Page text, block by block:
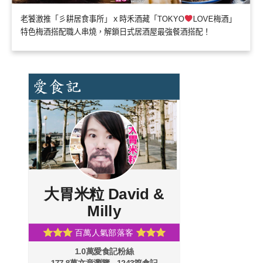
老饕激推「彡耕居食事所」ｘ時禾酒藏「TOKYO
LOVE梅酒」
特色梅酒搭配職人串燒，解鎖日式居酒屋最強餐酒搭配！